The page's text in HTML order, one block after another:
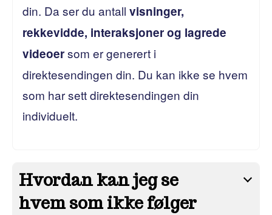
din. Da ser du antallvisninger,
rekkevidde, interaksjoner og lagrede
videoersom er generert i
direktesendingen din. Du kan ikke se hvem
som har sett direktesendingen din
individuelt.
Hvordan kan jeg se
hvem som ikke følger